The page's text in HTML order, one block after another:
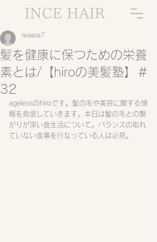
INCE HAIR
髪を健康に保つための栄養
素とは/【hiroの美髪塾】＃
32
iwaasa7
agelessのhiroです。髪の毛や美容に関する情
報を発信していきます。本日は髪の毛との繋
がりが深い食生活について。バランスの取れ
ていない食事を行なっている人は必見。